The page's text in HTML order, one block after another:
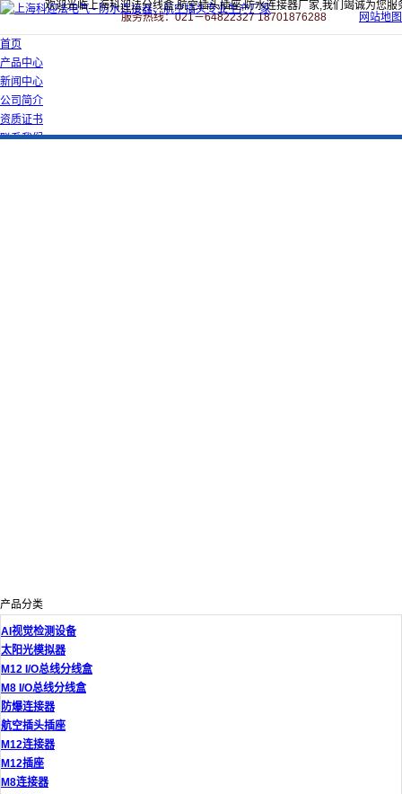
欢迎光临上海科迎法分线盒,航空插头插座,防水连接器厂家,我们竭诚为您服
服务热线：021－64822327 18701876288
网站地图
首页
产品中心
新闻中心
公司简介
资质证书
联系我们
产品分类
AI视觉检测设备
太阳光模拟器
M12 I/O总线分线盒
M8 I/O总线分线盒
防爆连接器
航空插头插座
M12连接器
M12插座
M8连接器